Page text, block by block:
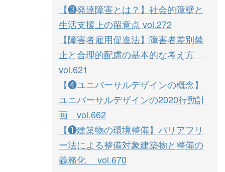
【❸発達障害とは？】社会的障壁と
生活支援上の留意点 vol.272
【障害者雇用促進法】障害者差別禁
止と合理的配慮の基本的な考え方
vol.621
【❹ユニバーサルデザインの概念】
ユニバーサルデザインの2020行動計
画 vol.662
【❶建築物の環境整備】バリアフリ
ー法による整備対象建築物と整備の
義務化 vol.670